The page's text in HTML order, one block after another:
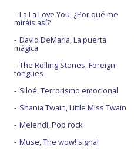
La La Love You, ¿Por qué me
miráis así?
David DeMaría, La puerta
mágica
The Rolling Stones, Foreign
tongues
Siloé, Terrorismo emocional
Shania Twain, Little Miss Twain
Melendi, Pop rock
Muse, The wow! signal